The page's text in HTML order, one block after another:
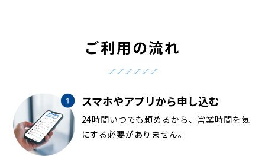
ご利用の流れ
スマホやアプリから申し込む
24時間いつでも頼めるから、営業時間を気
にする必要がありません。